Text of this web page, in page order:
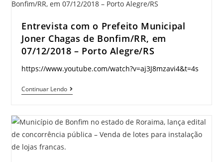
(professor
–
Vereador
Bonfim/RR
Entrevista com o Prefeito Municipal
Joner Chagas de Bonfim/RR, em
07/12/2018 – Porto Alegre/RS
https://www.youtube.com/watch?v=aj3J8mzavi4&t=4s
Continuar Lendo
Entrevista
Prefeito
Municipal